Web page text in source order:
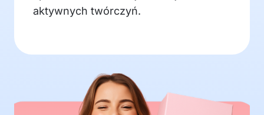
aktywnych twórczyń.